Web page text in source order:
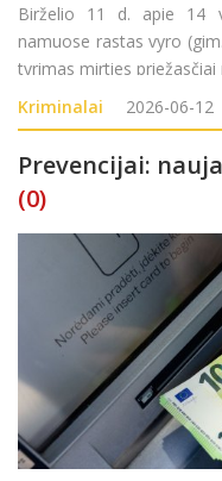
Birželio 11 d. apie 14
namuose rastas vyro
tyrimas mirties priežasčiai
Kriminalai
2026-06-12
Prevencijai:
(0)